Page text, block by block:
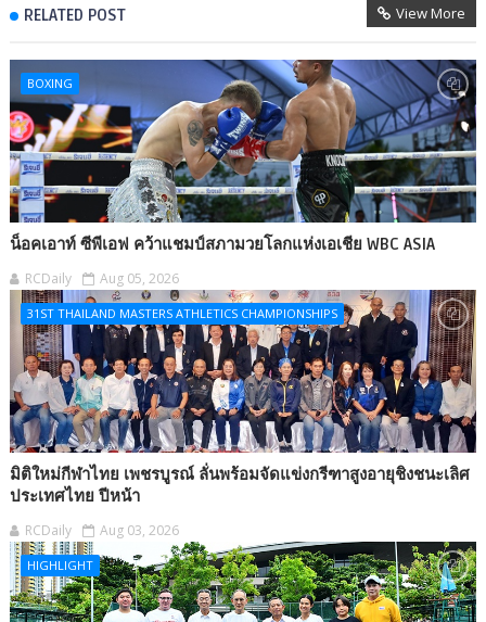
RELATED POST View More
BOXING
น็อคเอาท์ ซีพีเอฟ คว้าแชมป์สภามวยโลกแห่งเอเชีย WBC ASIA
RCDaily Aug 05, 2026
31ST THAILAND MASTERS ATHLETICS CHAMPIONSHIPS
มิติใหม่กีฬาไทย เพชรบูรณ์ ลั่นพร้อมจัดแข่งกรีฑาสูงอายุชิงชนะเลิศ
ประเทศไทย ปีหน้า
RCDaily Aug 03, 2026
HIGHLIGHT